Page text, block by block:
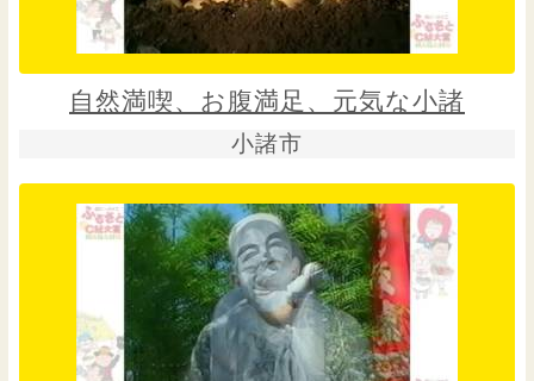
自然満喫、お腹満足、元気な小諸
小諸市